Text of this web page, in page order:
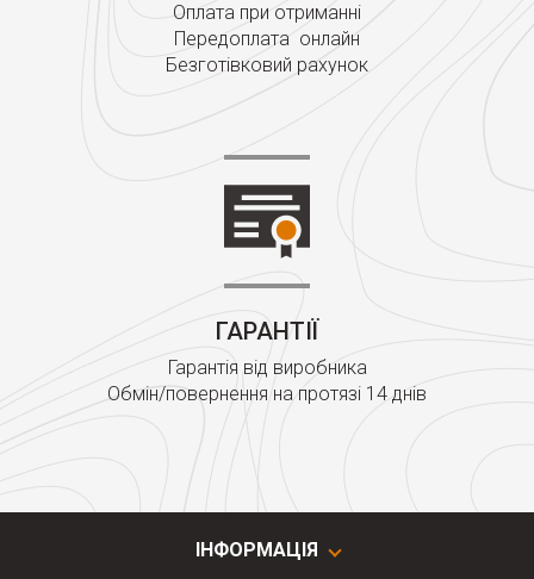
Оплата при отриманні
Передоплата онлайн
Безготівковий рахунок
ГАРАНТІЇ
Гарантія від виробника
Обмін/повернення на протязі 14 днів
ІНФОРМАЦІЯ